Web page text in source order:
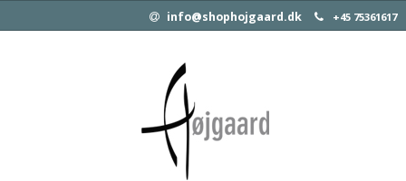
info@shophojgaard.dk +45 75361617